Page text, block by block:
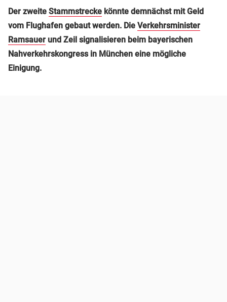
Der zweite Stammstrecke könnte demnächst mit Geld
vom Flughafen gebaut werden. Die Verkehrsminister
Ramsauer und Zeil signalisieren beim bayerischen
Nahverkehrskongress in München eine mögliche
Einigung.